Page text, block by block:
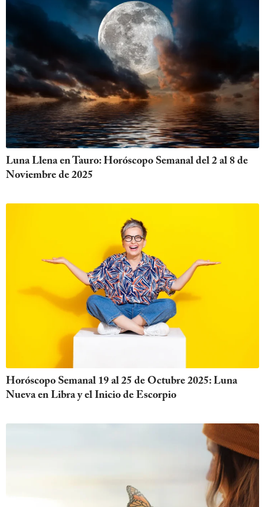
Luna Llena en Tauro: Horóscopo Semanal del 2 al 8 de
Noviembre de 2025
Horóscopo Semanal 19 al 25 de Octubre 2025: Luna
Nueva en Libra y el Inicio de Escorpio